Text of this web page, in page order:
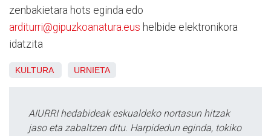
zenbakietara hots eginda edo
arditurri@gipuzkoanatura.eus helbide elektronikora
idatzita
KULTURA URNIETA
AIURRI hedabideak eskualdeko nortasun hitzak
jaso eta zabaltzen ditu. Harpidedun eginda, tokiko